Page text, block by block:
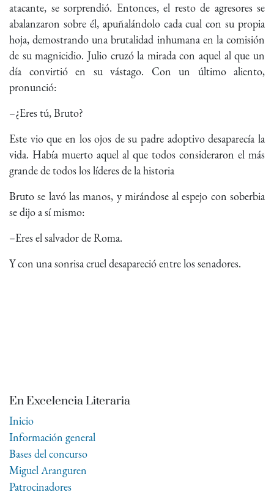
atacante, se sorprendió. Entonces, el resto de agresores se
abalanzaron sobre él, apuñalándolo cada cual con su propia
hoja, demostrando una brutalidad inhumana en la comisión
de su magnicidio. Julio cruzó la mirada con aquel al que un
día convirtió en su vástago. Con un último aliento,
pronunció:
–¿Eres tú, Bruto?
Este vio que en los ojos de su padre adoptivo desaparecía la
vida. Había muerto aquel al que todos consideraron el más
grande de todos los líderes de la historia
Bruto se lavó las manos, y mirándose al espejo con soberbia
se dijo a sí mismo:
–Eres el salvador de Roma.
Y con una sonrisa cruel desapareció entre los senadores.
En Excelencia Literaria
Inicio
Información general
Bases del concurso
Miguel Aranguren
Patrocinadores